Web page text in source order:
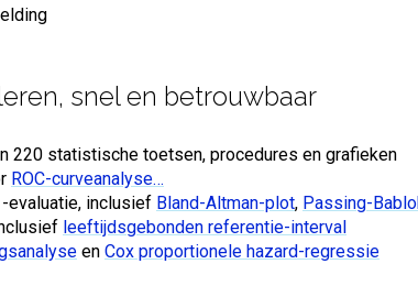
snel en betrouwbaar
220 statistische toetsen, procedures en grafieken
ROC-curveanalyse…
evaluatie, inclusief Bland-Altman-plot, Passing-
leeftijdsgebonden referentie-interval
en Cox proportionele hazard-regressie